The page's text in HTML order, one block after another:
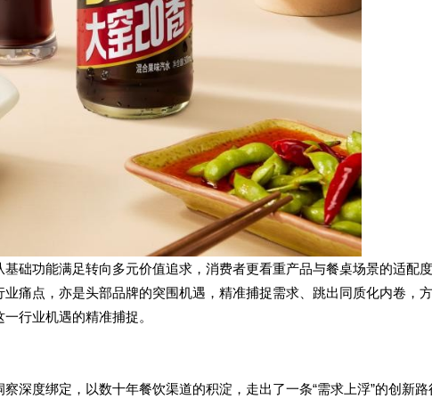
础功能满足转向多元价值追求，消费者更看重产品与餐桌场景的适配
痛点，亦是头部品牌的突围机遇，精准捕捉需求、跳出同质化内卷，
行业机遇的精准捕捉。
深度绑定，以数十年餐饮渠道的积淀，走出了一条“需求上浮”的创新路